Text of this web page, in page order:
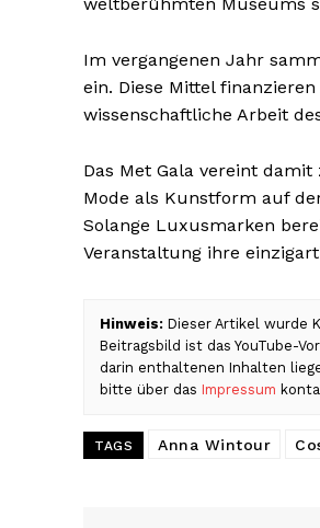
Im vergangenen Jahr
ein. Diese Mittel
wissenschaftliche Arbeit
Das Met Gala vereint
Mode als Kunstform auf
Solange Luxusmarken
Veranstaltung ihre
Hinweis: Dieser Artikel wurde
Beitragsbild ist das YouTube-
darin enthaltenen Inhalten
bitte über das Impressum
TAGS Anna Wintour